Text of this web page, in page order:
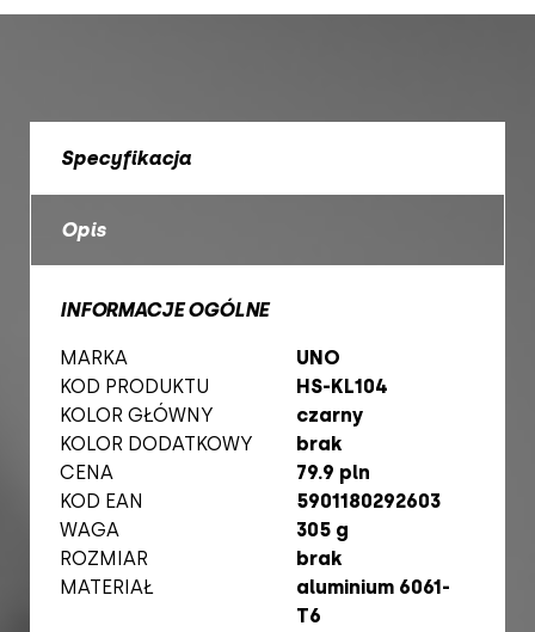
Specyfikacja
Opis
INFORMACJE OGÓLNE
MARKA
UNO
KOD PRODUKTU
HS-KL104
KOLOR GŁÓWNY
czarny
KOLOR DODATKOWY
brak
CENA
79.9 pln
KOD EAN
5901180292603
WAGA
305 g
ROZMIAR
brak
MATERIAŁ
aluminium 6061-
T6